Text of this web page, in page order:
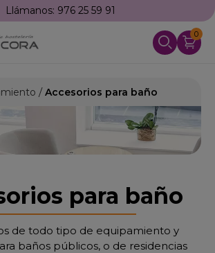
Llámanos: 976 25 59 91
0
Accesorios para baño
para baño
de todo tipo de equipamiento y
baños públicos, o de residencias